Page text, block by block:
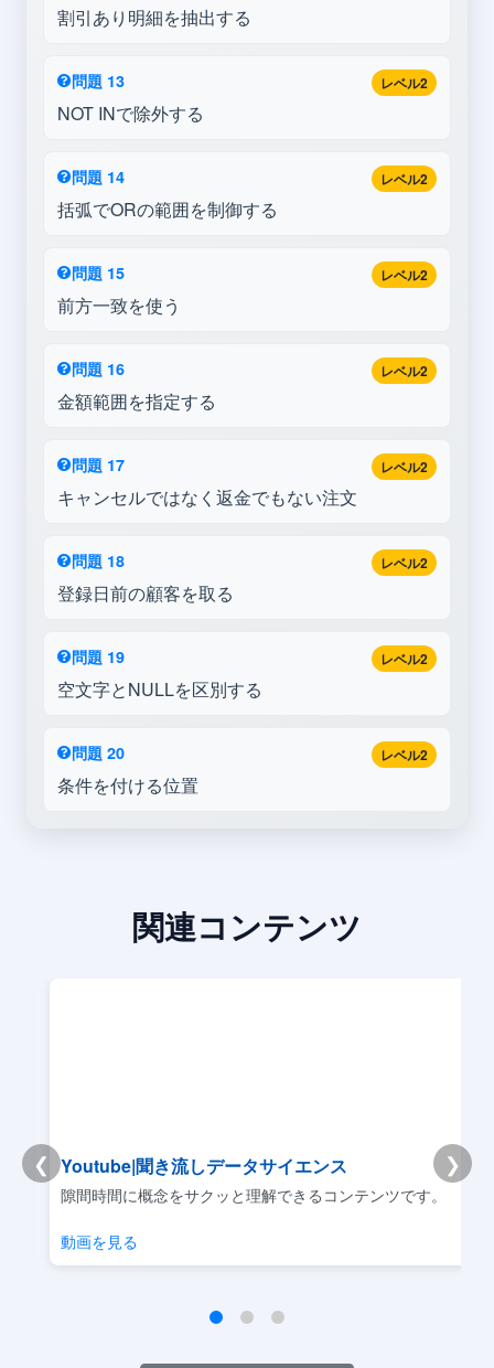
割引あり明細を抽出する
レベル2
問題 13
NOT INで除外する
レベル2
問題 14
括弧でORの範囲を制御する
レベル2
問題 15
前方一致を使う
レベル2
問題 16
金額範囲を指定する
レベル2
問題 17
キャンセルではなく返金でもない注文
レベル2
問題 18
登録日前の顧客を取る
レベル2
問題 19
空文字とNULLを区別する
レベル2
問題 20
条件を付ける位置
関連コンテンツ
❮ ❯
Youtube|聞き流しデータサイエンス
隙間時間に概念をサクッと理解できるコンテンツです。
動画を見る